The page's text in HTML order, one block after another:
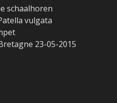
schaalhoren
vulgata
23-05-2015